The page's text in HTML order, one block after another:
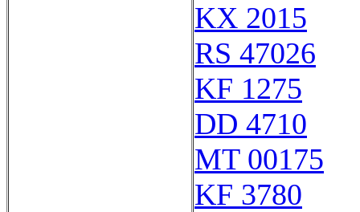
KX 2015
RS 47026
KF 1275
DD 4710
MT 00175
KF 3780